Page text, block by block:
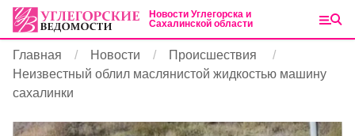
Новости Углегорска и
Сахалинской области
Главная Новости
Происшествия
Неизвестный облил маслянистой жидкостью машину
сахалинки